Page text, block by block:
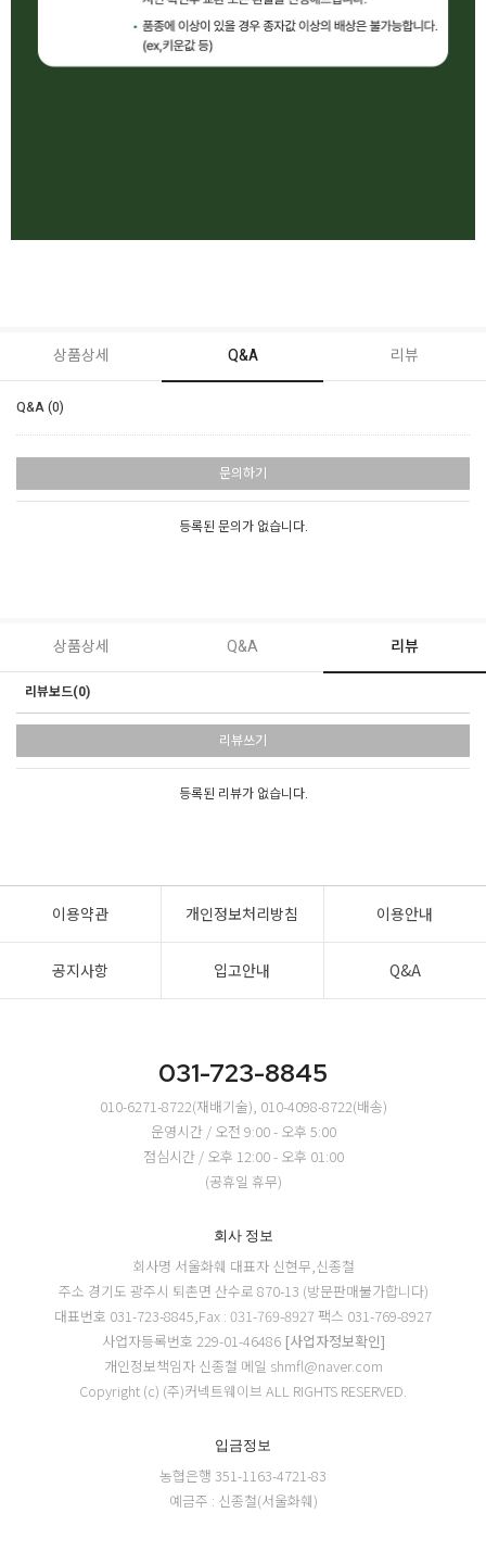
상품상세 Q&A 리뷰
Q&A (0)
문의하기
등록된 문의가 없습니다.
상품상세 Q&A 리뷰
리뷰보드(0)
리뷰쓰기
등록된 리뷰가 없습니다.
이용약관 개인정보처리방침 이용안내
공지사항 입고안내 Q&A
031-723-8845
010-6271-8722(재배기술), 010-4098-8722(배송)
운영시간 / 오전 9:00 - 오후 5:00
점심시간 / 오후 12:00 - 오후 01:00
(공휴일 휴무)
회사 정보
회사명 서울화훼 대표자 신현무,신종철
주소 경기도 광주시 퇴촌면 산수로 870-13 (방문판매불가합니다)
대표번호 031-723-8845,Fax : 031-769-8927 팩스 031-769-8927
사업자등록번호 229-01-46486 [사업자정보확인]
개인정보책임자 신종철 메일 shmfl@naver.com
Copyright (c) (주)커넥트웨이브 ALL RIGHTS RESERVED.
입금정보
농협은행 351-1163-4721-83
예금주 : 신종철(서울화훼)